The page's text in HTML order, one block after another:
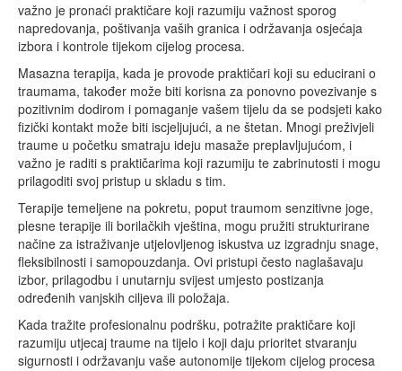
važno je pronaći praktičare koji razumiju važnost sporog
napredovanja, poštivanja vaših granica i održavanja osjećaja
izbora i kontrole tijekom cijelog procesa.
Masazna terapija, kada je provode praktičari koji su educirani o
traumama, također može biti korisna za ponovno povezivanje s
pozitivnim dodirom i pomaganje vašem tijelu da se podsjeti kako
fizički kontakt može biti iscjeljujući, a ne štetan. Mnogi preživjeli
traume u početku smatraju ideju masaže preplavljujućom, i
važno je raditi s praktičarima koji razumiju te zabrinutosti i mogu
prilagoditi svoj pristup u skladu s tim.
Terapije temeljene na pokretu, poput traumom senzitivne joge,
plesne terapije ili borilačkih vještina, mogu pružiti strukturirane
načine za istraživanje utjelovljenog iskustva uz izgradnju snage,
fleksibilnosti i samopouzdanja. Ovi pristupi često naglašavaju
izbor, prilagodbu i unutarnju svijest umjesto postizanja
određenih vanjskih ciljeva ili položaja.
Kada tražite profesionalnu podršku, potražite praktičare koji
razumiju utjecaj traume na tijelo i koji daju prioritet stvaranju
sigurnosti i održavanju vaše autonomije tijekom cijelog procesa